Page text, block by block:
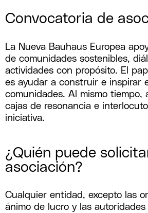
Convocatoria de
La Nueva Bauhaus Europea
de comunidades sostenibles,
actividades con propósito. El
es ayudar a construir e inspirar
comunidades. Al mismo tiempo,
cajas de resonancia e
iniciativa.
¿Quién puede
asociación?
Cualquier entidad, excepto las
ánimo de lucro y las